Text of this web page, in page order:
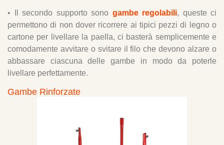
• Il secondo supporto sono gambe regolabili, queste ci
permettono di non dover ricorrere ai tipici pezzi di legno o
cartone per livellare la paella, ci basterà semplicemente e
comodamente avvitare o svitare il filo che devono alzare o
abbassare ciascuna delle gambe in modo da poterle
livellare perfettamente.
Gambe Rinforzate